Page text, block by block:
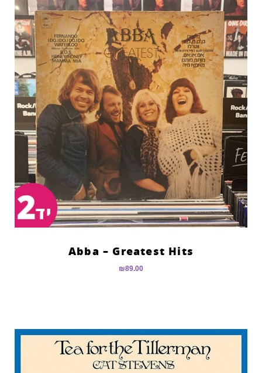
Abba – Greatest Hits
₪89.00